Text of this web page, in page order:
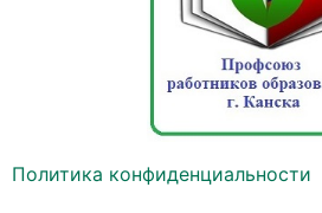
Политика конфиденциальности